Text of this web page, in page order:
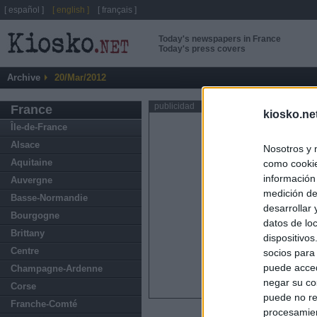
Nosotros y
como
medición
desarrollar
datos de
socios
puede
negar su
puede no
Today's newspapers in France
Today's press covers
Archive 20/Mar/2012
France
Île-de-France
Alsace
Aquitaine
Auvergne
Basse-Normandie
Bourgogne
Brittany
Centre
Champagne-Ardenne
Corse
Franche-Comté
publicidad
[ español ] [ english ] [ français ]